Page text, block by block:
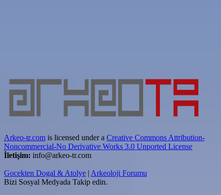
Arkeo-tr.com is licensed under a Creative Commons Attribution-
Noncommercial-No Derivative Works 3.0 Unported License
İletişim: info@arkeo-tr.com
Gocekten Dogal & Atolye | Arkeoloji Forumu
Bizi Sosyal Medyada Takip edin.